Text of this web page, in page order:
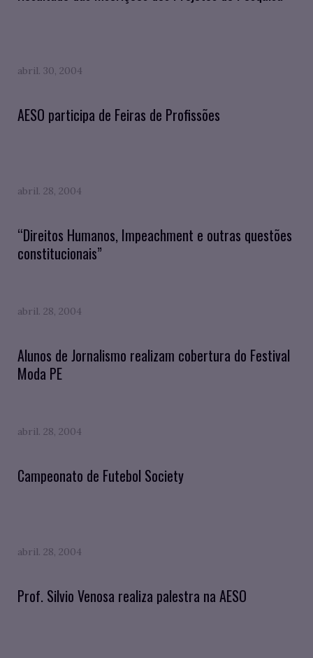
abril. 30, 2004
AESO participa de Feiras de Profissões
abril. 28, 2004
“Direitos Humanos, Impeachment e outras questões
constitucionais”
abril. 28, 2004
Alunos de Jornalismo realizam cobertura do Festival
Moda PE
abril. 28, 2004
Campeonato de Futebol Society
abril. 28, 2004
Prof. Silvio Venosa realiza palestra na AESO